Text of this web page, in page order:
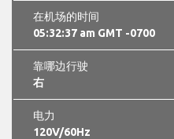
在机场的时间
05:32:38 am GMT -0700
靠哪边行驶
右
电力
120V/60Hz